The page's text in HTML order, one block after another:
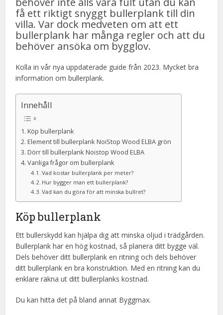
få ett riktigt snyggt bullerplank till din
villa. Var dock medveten om att ett
bullerplank har många regler och att du
behöver ansöka om bygglov.
Kolla in vår nya uppdaterade guide från 2023. Mycket bra
information om bullerplank.
Innehåll
Köp bullerplank
Element till bullerplank NoiStop Wood ELBA grön
Dörr till bullerplank Noistop Wood ELBA
Vanliga frågor om bullerplank
Vad kostar bullerplank per meter?
Hur bygger man ett bullerplank?
Vad kan du göra för att minska bullret?
Köp bullerplank
Ett bullerskydd kan hjälpa dig att minska oljud i trädgården.
Bullerplank har en hög kostnad, så planera ditt bygge väl.
Dels behöver ditt bullerplank en ritning och dels behöver
ditt bullerplank en bra konstruktion. Med en ritning kan du
enklare räkna ut ditt bullerplanks kostnad.
Du kan hitta det på bland annat Byggmax.